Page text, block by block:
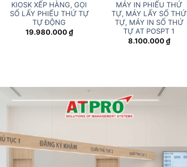
KIOSK XẾP HÀNG, GỌI
SỐ LẤY PHIẾU THỨ TỰ
TỰ ĐỘNG
19.980.000₫
MÁY IN PHIẾU THỨ
TỰ, MÁY LẤY SỐ THỨ
TỰ, MÁY IN SỐ THỨ
TỰ AT POSPT 1
8.100.000₫